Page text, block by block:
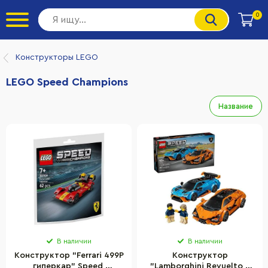
0
Конструкторы LEGO
LEGO Speed Champions
Название
В наличии
Конструктор "Ferrari 499P
гиперкар" Speed ​​
В наличии
Конструктор
"Lamborghini Revuelto и